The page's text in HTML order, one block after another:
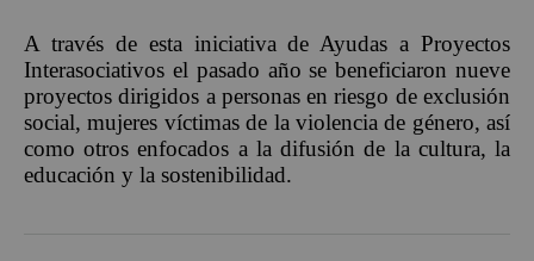
A través de esta iniciativa de Ayudas a Proyectos
Interasociativos el pasado año se beneficiaron nueve
proyectos dirigidos a personas en riesgo de exclusión
social, mujeres víctimas de la violencia de género, así
como otros enfocados a la difusión de la cultura, la
educación y la sostenibilidad.